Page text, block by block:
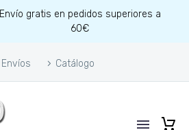
Envío gratis en pedidos superiores a
60€
Envíos Catálogo